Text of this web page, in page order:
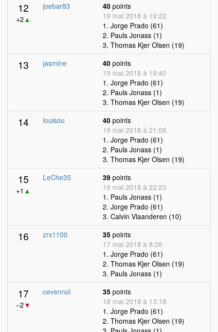
12
+2 ▲
joebar83 40 points
19 mai 2018 à 19:22
1. Jorge Prado (61)
2. Pauls Jonass (1)
3. Thomas Kjer Olsen (19)
13 jasmine 40 points
19 mai 2018 à 19:40
1. Jorge Prado (61)
2. Pauls Jonass (1)
3. Thomas Kjer Olsen (19)
14 louisou 40 points
19 mai 2018 à 21:08
1. Jorge Prado (61)
2. Pauls Jonass (1)
3. Thomas Kjer Olsen (19)
15
+1 ▲
LeChe35 39 points
19 mai 2018 à 22:23
1. Pauls Jonass (1)
2. Jorge Prado (61)
3. Calvin Vlaanderen (10)
16 zrx1100 35 points
17 mai 2018 à 8:26
1. Jorge Prado (61)
2. Thomas Kjer Olsen (19)
3. Pauls Jonass (1)
17
−2 ▼
cevennol 35 points
18 mai 2018 à 13:18
1. Jorge Prado (61)
2. Thomas Kjer Olsen (19)